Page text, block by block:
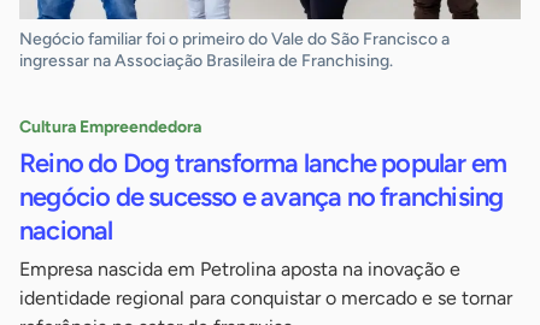
Negócio familiar foi o primeiro do Vale do São Francisco a
ingressar na Associação Brasileira de Franchising.
Cultura Empreendedora
Reino do Dog transforma lanche popular em
negócio de sucesso e avança no franchising
nacional
Empresa nascida em Petrolina aposta na inovação e
identidade regional para conquistar o mercado e se tornar